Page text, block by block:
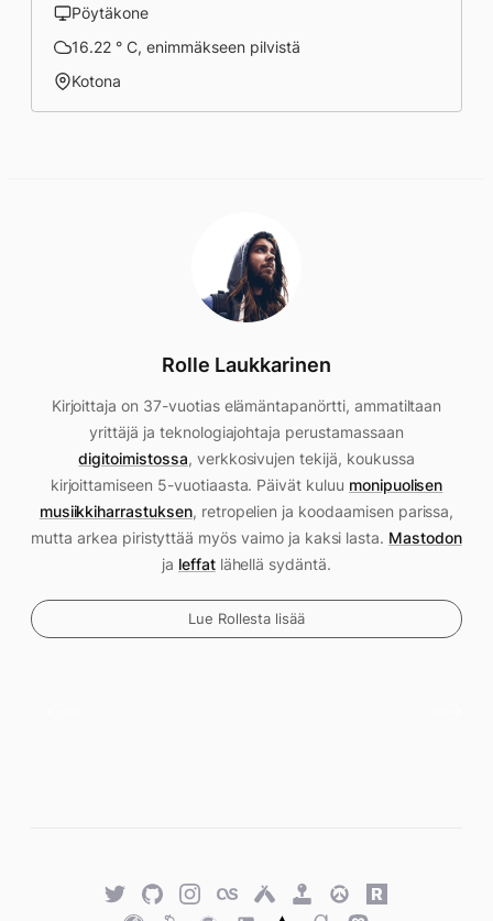
Pöytäkone
16.22 ° C, enimmäkseen pilvistä
Kotona
Rolle Laukkarinen
Kirjoittaja on 37-vuotias elämäntapanörtti, ammatiltaan
yrittäjä ja teknologiajohtaja perustamassaan
digitoimistossa, verkkosivujen tekijä, koukussa
kirjoittamiseen 5-vuotiaasta. Päivät kuluu monipuolisen
musiikkiharrastuksen, retropelien ja koodaamisen parissa,
mutta arkea piristyttää myös vaimo ja kaksi lasta. Mastodon
ja leffatlähellä sydäntä.
Lue Rollesta lisää
TwitterGitHubTwitterLast.fmUntappd
RetroOverwatch
Rawg.io